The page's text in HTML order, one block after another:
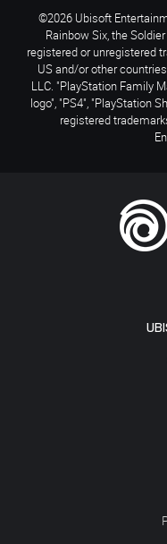
©2026 Ubisoft
Rainbow Six, the
registered or unregistered
US and/or other
LLC. "PlayStation Family
logo", "PS4", "PlayStation
registered